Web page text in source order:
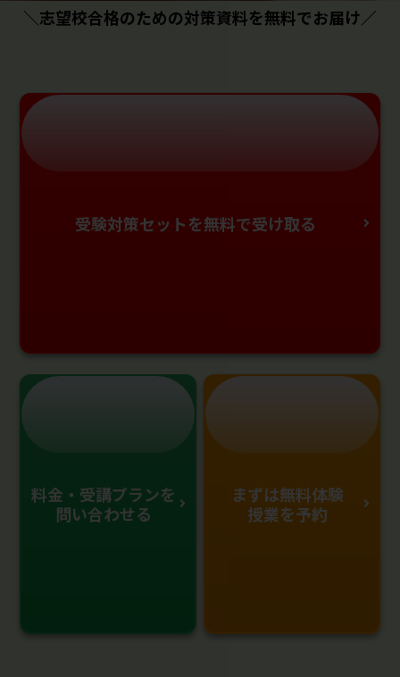
＼志望校合格のための対策資料を無料でお届け／
受験対策セットを無料で受け取る
料金・受講プランを
問い合わせる
まずは無料体験
授業を予約